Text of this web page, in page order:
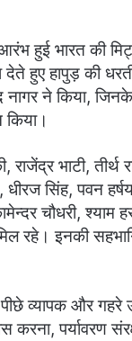
हुई भारत की
हुए हापुड़ की
नागर ने किया,
किया।
भाटी,
सिंह, पवन
चौधरी,
रहे। इनकी
व्यापक और गहरे
पर्यावरण